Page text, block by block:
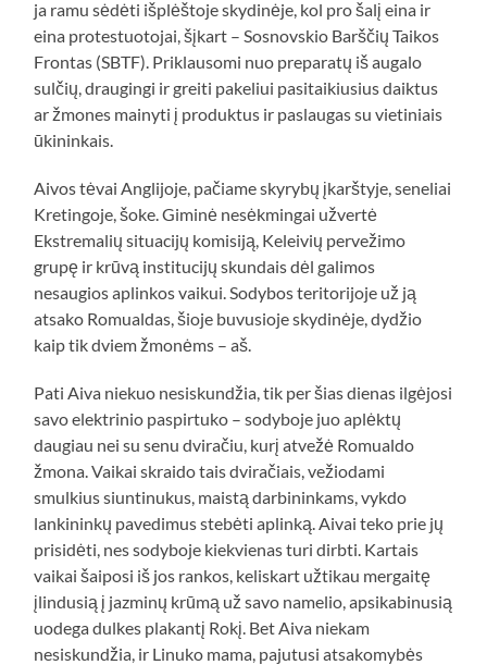
ja ramu sėdėti išplėštoje skydinėje, kol pro šalį eina ir
eina protestuotojai, šįkart – Sosnovskio Barščių Taikos
Frontas (SBTF). Priklausomi nuo preparatų iš augalo
sulčių, draugingi ir greiti pakeliui pasitaikiusius daiktus
ar žmones mainyti į produktus ir paslaugas su vietiniais
ūkininkais.
Aivos tėvai Anglijoje, pačiame skyrybų įkarštyje, seneliai
Kretingoje, šoke. Giminė nesėkmingai užvertė
Ekstremalių situacijų komisiją, Keleivių pervežimo
grupę ir krūvą institucijų skundais dėl galimos
nesaugios aplinkos vaikui. Sodybos teritorijoje už ją
atsako Romualdas, šioje buvusioje skydinėje, dydžio
kaip tik dviem žmonėms – aš.
Pati Aiva niekuo nesiskundžia, tik per šias dienas ilgėjosi
savo elektrinio paspirtuko – sodyboje juo aplėktų
daugiau nei su senu dviračiu, kurį atvežė Romualdo
žmona. Vaikai skraido tais dviračiais, vežiodami
smulkius siuntinukus, maistą darbininkams, vykdo
lankininkų pavedimus stebėti aplinką. Aivai teko prie jų
prisidėti, nes sodyboje kiekvienas turi dirbti. Kartais
vaikai šaiposi iš jos rankos, keliskart užtikau mergaitę
įlindusią į jazminų krūmą už savo namelio, apsikabinusią
uodega dulkes plakantį Rokį. Bet Aiva niekam
nesiskundžia, ir Linuko mama, pajutusi atsakomybės